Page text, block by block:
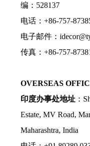
编：528137
电话：+86-757-
电子邮件：
传真：+86-757-
OVERSEAS
印度办事处地址 ：
Estate, MV Road,
Maharashtra, India